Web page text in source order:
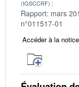
(IGSCCRF)
Rapport: mars
n°011517-01
Accéder à la notice